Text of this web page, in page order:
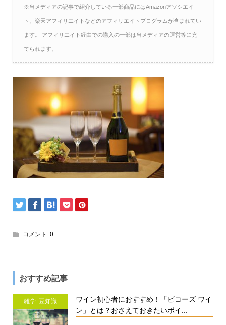
※当メディアの記事で紹介している一部商品にはAmazonアソシエイ
ト、楽天アフィリエイトなどのアフィリエイトプログラムが含まれてい
ます。 アフィリエイト経由での購入の一部は当メディアの運営等に充
てられます。
コメント: 0
おすすめ記事
雑学･豆知識
ワイン初心者におすすめ！「ビコーズ ワイ
ン」とは？おさえておきたいポイ...